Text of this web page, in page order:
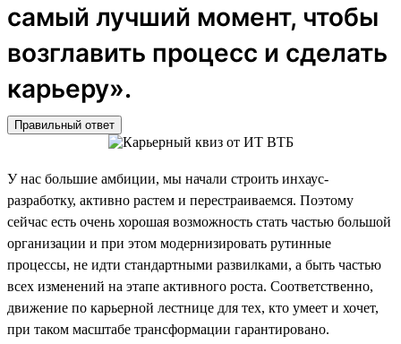
самый лучший момент, чтобы
возглавить процесс и сделать
карьеру».
Правильный ответ
У нас большие амбиции, мы начали строить инхаус-
разработку, активно растем и перестраиваемся. Поэтому
сейчас есть очень хорошая возможность стать частью большой
организации и при этом модернизировать рутинные
процессы, не идти стандартными развилками, а быть частью
всех изменений на этапе активного роста. Соответственно,
движение по карьерной лестнице для тех, кто умеет и хочет,
при таком масштабе трансформации гарантировано.